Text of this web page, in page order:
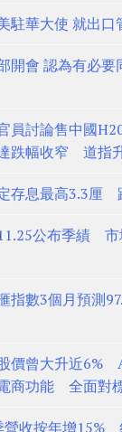
駐華大使 就出口
開會 認為有必要
員討論售中國
跌幅收窄 道指
存息最高3.3厘
公布季績 市
指數3個月預測
價曾大升近6%
商功能 全面對
營收按年增15%